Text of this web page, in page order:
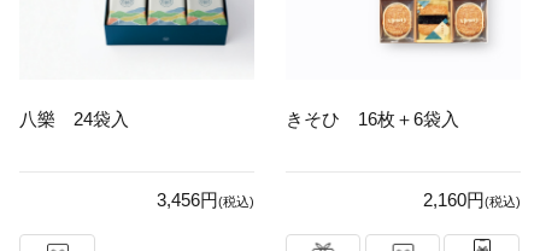
八樂 24袋入
3,456円(税込)
きそひ 16枚＋6袋入
2,160円(税込)